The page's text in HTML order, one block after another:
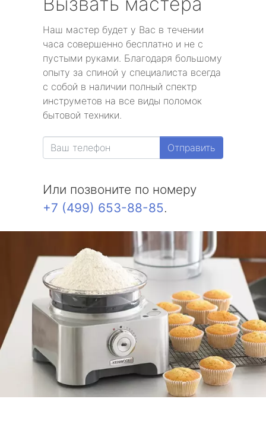
Наш мастер будет у Вас в течении
часа совершенно бесплатно и не с
пустыми руками. Благодаря большому
опыту за спиной у специалиста всегда
с собой в наличии полный спектр
инструметов на все виды поломок
бытовой техники.
Отправить
Или позвоните по номеру
+7 (499) 653-88-85.